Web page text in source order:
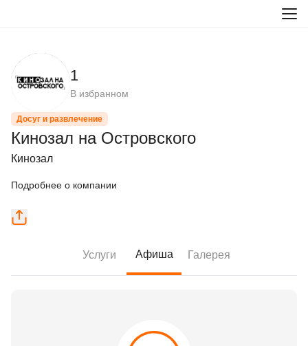
1
В избранном
Досуг и развлечение
Кинозал на Островского
Кинозал
Подробнее о компании
Услуги Афиша Галерея